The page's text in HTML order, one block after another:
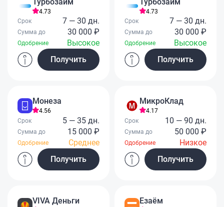
4.73
Срок
7 — 30 дн.
Сумма до 30 000 ₽
Одобрение
Высокое
Получить
4.73
Срок
7 — 30 дн.
Сумма до 30 000 ₽
Одобрение
Высокое
Получить
Монеза
4.56
Срок
5 — 35 дн.
Сумма до 15 000 ₽
Одобрение
Среднее
Получить
МикроКлад
4.17
Срок
10 — 90 дн.
Сумма до 50 000 ₽
Одобрение
Низкое
Получить
VIVA Деньги Езаём